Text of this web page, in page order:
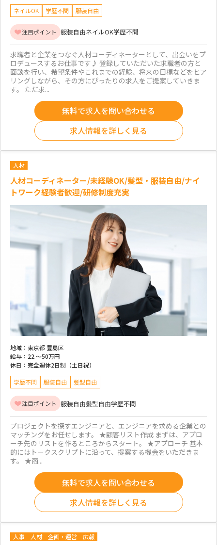
ネイルOK 学歴不問 服装自由
注目ポイント 服装自由ネイルOK学歴不問
求職者と企業をつなぐ人材コーディネーターとして、出会いをプ
ロデュースするお仕事です♪ 登録していただいた求職者の方と
面談を行い、希望条件やこれまでの経験、将来の目標などをヒア
リングしながら、その方にぴったりの求人をご提案していきま
す。 ただ求...
無料で求人を問い合わせる
求人情報を詳しく見る
人材
人材コーディネーター/未経験OK/髪型・服装自由/ナイ
トワーク経験者歓迎/研修制度充実
地域： 東京都 豊島区
給与： 22 ～50万円
休日： 完全週休2日制（土日祝）
学歴不問 服装自由 髪型自由
注目ポイント 服装自由髪型自由学歴不問
プロジェクトを探すエンジニアと、エンジニアを求める企業との
マッチングをお任せします。 ★顧客リスト作成 まずは、アプロ
ーチ先のリストを作るところからスタート。 ★アプローチ 基本
的にはトークスクリプトに沿って、提案する機会をいただきま
す。 ★商...
無料で求人を問い合わせる
求人情報を詳しく見る
人事 人材 企画・運営 広報